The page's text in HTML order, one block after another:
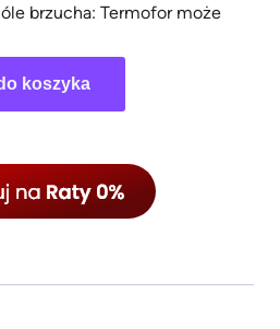
brzucha: Termofor może
koszyka